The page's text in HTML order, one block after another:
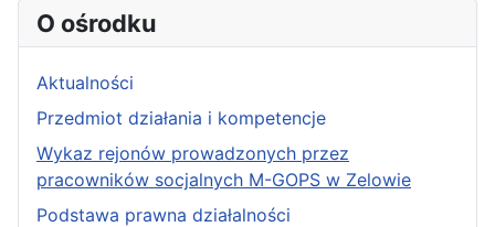
O ośrodku
Aktualności
Przedmiot działania i kompetencje
Wykaz rejonów prowadzonych przez
pracowników socjalnych M-GOPS w Zelowie
Podstawa prawna działalności